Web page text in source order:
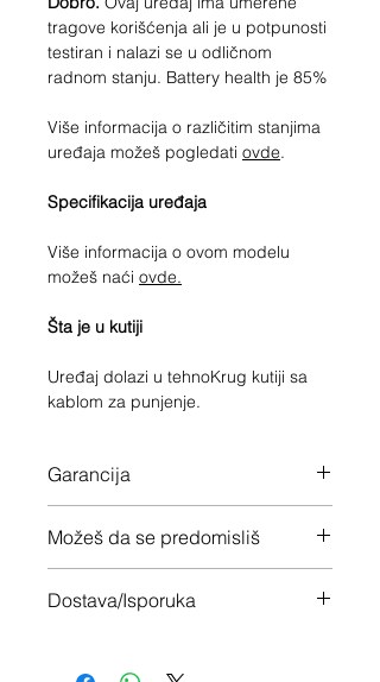
tragove korišćenja ali je u potpunosti
testiran i nalazi se u odličnom
radnom stanju. Battery health je 85%
Više informacija o različitim stanjima
uređaja možeš pogledati ovde.
Specifikacija uređaja
Više informacija o ovom modelu
možeš naći ovde.
Šta je u kutiji
Uređaj dolazi u tehnoKrug kutiji sa
kablom za punjenje.
Garancija
Možeš da se predomisliš
nisi zadovoljan
Dostava/Isporuka